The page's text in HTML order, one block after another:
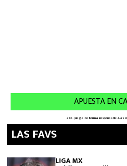
LAS FAVS
LIGA MX